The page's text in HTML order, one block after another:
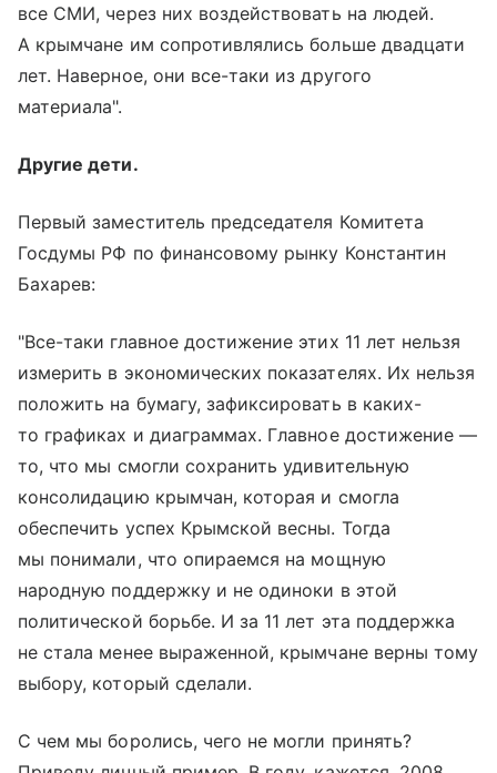
все СМИ, через них воздействовать на людей.
А крымчане им сопротивлялись больше двадцати
лет. Наверное, они все-таки из другого
материала".
Другие дети.
Первый заместитель председателя Комитета
Госдумы РФ по финансовому рынку Константин
Бахарев:
"Все-таки главное достижение этих 11 лет нельзя
измерить в экономических показателях. Их нельзя
положить на бумагу, зафиксировать в каких-
то графиках и диаграммах. Главное достижение —
то, что мы смогли сохранить удивительную
консолидацию крымчан, которая и смогла
обеспечить успех Крымской весны. Тогда
мы понимали, что опираемся на мощную
народную поддержку и не одиноки в этой
политической борьбе. И за 11 лет эта поддержка
не стала менее выраженной, крымчане верны тому
выбору, который сделали.
С чем мы боролись, чего не могли принять?